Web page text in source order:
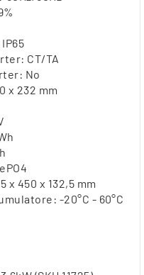
CT/TA
No
x 232 mm
x 450 x 132,5 mm
-20°C - 60°C